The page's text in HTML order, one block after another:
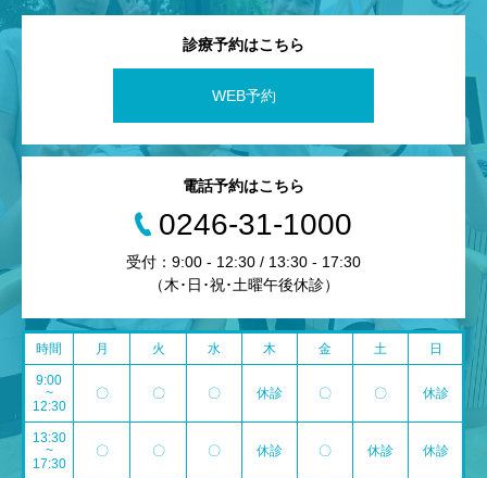
診療予約はこちら
WEB予約
電話予約はこちら
0246-31-1000
受付：9:00 - 12:30 / 13:30 - 17:30
（木･日･祝･土曜午後休診）
時間 月 火 水 木 金 土 日
9:00
~
12:30
〇 〇 〇 休診 〇 〇 休診
13:30
~
17:30
〇 〇 〇 休診 〇 休診 休診